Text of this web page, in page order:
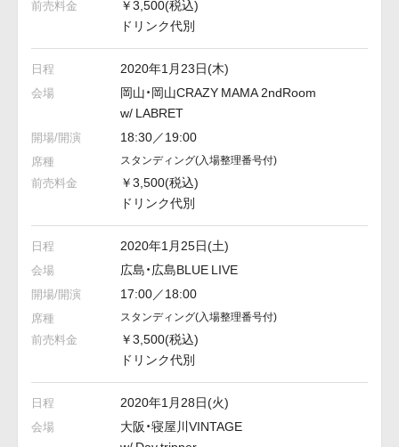
￥3,500(税込)
ドリンク代別
2020年1月23日(木)
岡山・岡山CRAZY MAMA 2ndRoom
w/ LABRET
18:30／19:00
スタンディング(入場整理番号付)
￥3,500(税込)
ドリンク代別
2020年1月25日(土)
広島・広島BLUE LIVE
17:00／18:00
スタンディング(入場整理番号付)
￥3,500(税込)
ドリンク代別
2020年1月28日(火)
大阪・寝屋川VINTAGE